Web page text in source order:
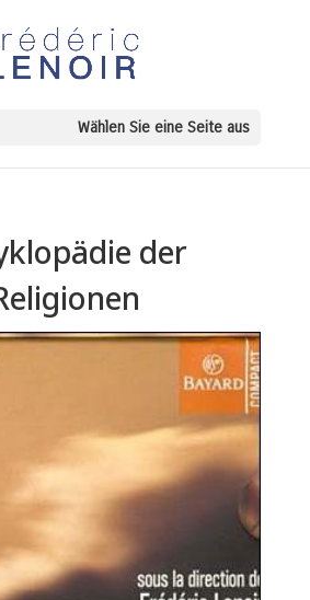
Wählen Sie eine Seite aus
der